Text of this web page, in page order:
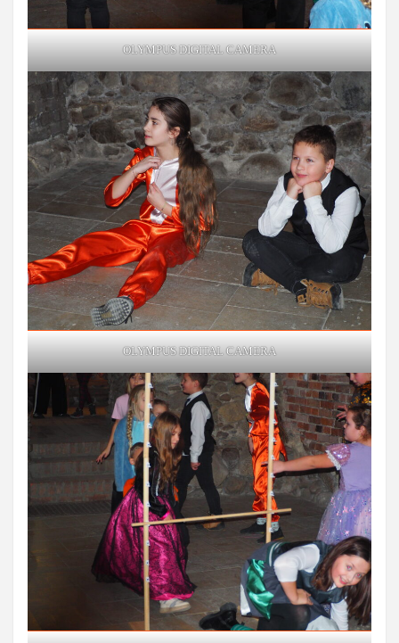
OLYMPUS DIGITAL CAMERA
OLYMPUS DIGITAL CAMERA